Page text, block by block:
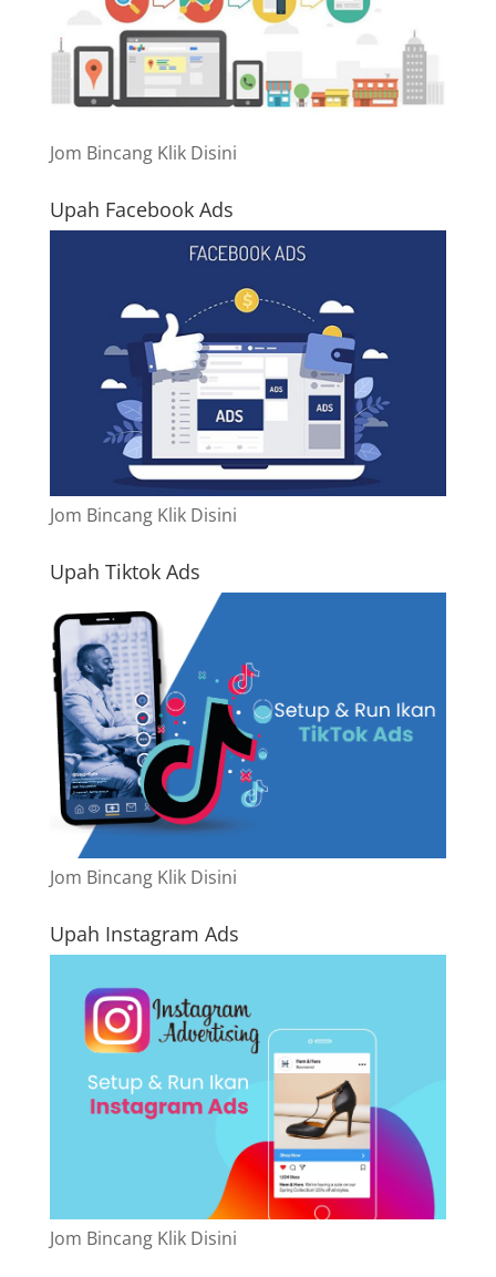
Jom Bincang Klik Disini
Upah Facebook Ads
Jom Bincang Klik Disini
Upah Tiktok Ads
Jom Bincang Klik Disini
Upah Instagram Ads
Jom Bincang Klik Disini